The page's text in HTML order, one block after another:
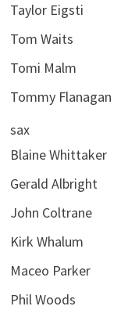
Taylor Eigsti
Tom Waits
Tomi Malm
Tommy Flanagan
sax
Blaine Whittaker
Gerald Albright
John Coltrane
Kirk Whalum
Maceo Parker
Phil Woods